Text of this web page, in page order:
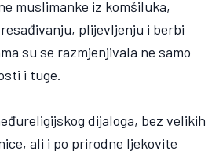
muslimanke iz komšiluka,
plijevljenju i berbi
su se razmjenjivala ne samo
i tuge.
dijaloga, bez velikih
ali i po prirodne ljekovite